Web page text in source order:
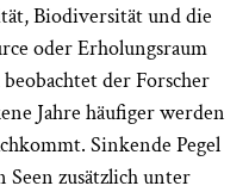
Biodiversität und die
oder Erholungsraum
beobachtet der Forscher
Jahre häufiger werden
Sinkende Pegel
Seen zusätzlich unter